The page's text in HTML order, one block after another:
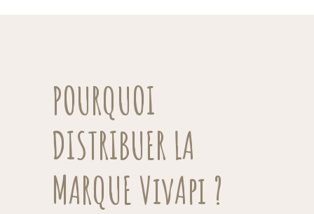
POURQUOI
DISTRIBUER LA
MARQUE VivApi ?